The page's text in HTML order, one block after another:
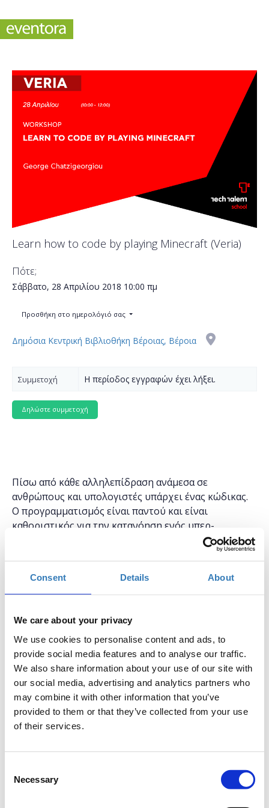
Consent Details About
We care about your privacy
We use cookies to personalise content and ads, to
provide social media features and to analyse our traffic.
We also share information about your use of our site with
our social media, advertising and analytics partners who
may combine it with other information that you’ve
provided to them or that they’ve collected from your use
of their services.
Selection
Necessary
Learn how to code by playing Minecraft (Veria)
Πότε;
Σάββατο, 28 Απριλίου 2018 10:00 πμ
Προσθήκη στο ημερολόγιό σας
Δημόσια Κεντρική Βιβλιοθήκη Βέροιας, Βέροια
Συμμετοχή Η περίοδος εγγραφών έχει λήξει.
Πίσω από κάθε αλληλεπίδραση ανάμεσα σε
ανθρώπους και υπολογιστές υπάρχει ένας κώδικας.
Ο προγραμματισμός είναι παντού και είναι
καθοριστικός για την κατανόηση ενός υπερ-
συνδεδεμένου κόσμου. Όταν κάποιος αποκτά
βασικές γνώσεις προγραμματισμού, όχι μόνο
τεχνολογία αλλά και αρχίζει να σκέφτεται πιο
μεθοδικά για την επίλυση καθημερινών
Σκοπός
Το workshop αυτό έχει στόχο να δώσει την
δυνατότητα στους συμμετέχοντες να κατανοήσουν
βασικές αρχές του προγραμματισμού και να
αντιληφθούν τα οφέλη της χρήσης του. Μέσα απο μια
βιωματική άσκηση θα δούμε πώς λειτουργεί ένα
πρόγραμμα φτιάχνοντας ένα απλό αλγόριθμο. Το
περισσότερη λεπτομέρεια τι χρειάζεται για να
Στο τέλος του σεμιναρίου, οι συμμετέχοντες θα